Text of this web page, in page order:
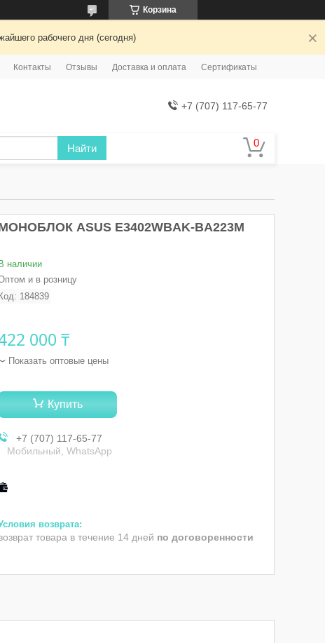
Корзина
рабочего дня (сегодня)
Контакты Отзывы Доставка и оплата Сертификаты
+7 (707) 117-65-77
Найти
ASUS E3402WBAK-BA223M
В наличии
и в розницу
Код: 184839
000 ₸
Показать оптовые цены
Купить
+7 (707) 117-65-77
Мобильный, WhatsApp
товара в течение 14 дней по договоренности